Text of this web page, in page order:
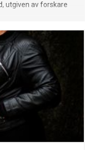
utgiven av forskare